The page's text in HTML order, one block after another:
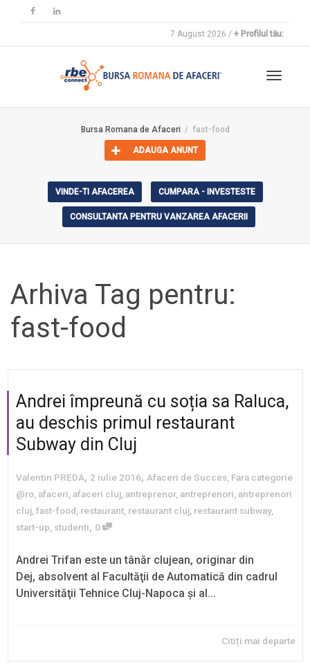
7 August 2026 / + Profilul tău:
Bursa Romana de Afaceri fast-food
ADAUGA ANUNT
VINDE-TI AFACEREA CUMPARA - INVESTESTE
CONSULTANTA PENTRU VANZAREA AFACERII
Arhiva Tag pentru:
fast-food
Andrei împreună cu soția sa Raluca,
au deschis primul restaurant
Subway din Cluj
Valentin PREDA, 2 iulie 2016, Afaceri de Succes Fara categorie
@ro afaceri afaceri cluj antreprenor, antreprenori antreprenori
cluj fast-food restaurant restaurant cluj restaurant subway,
start-up studenti, 0
Andrei Trifan este un tânăr clujean, originar din
Dej, absolvent al Facultăţii de Automatică din cadrul
Universităţii Tehnice Cluj-Napoca şi al...
Citiți mai departe